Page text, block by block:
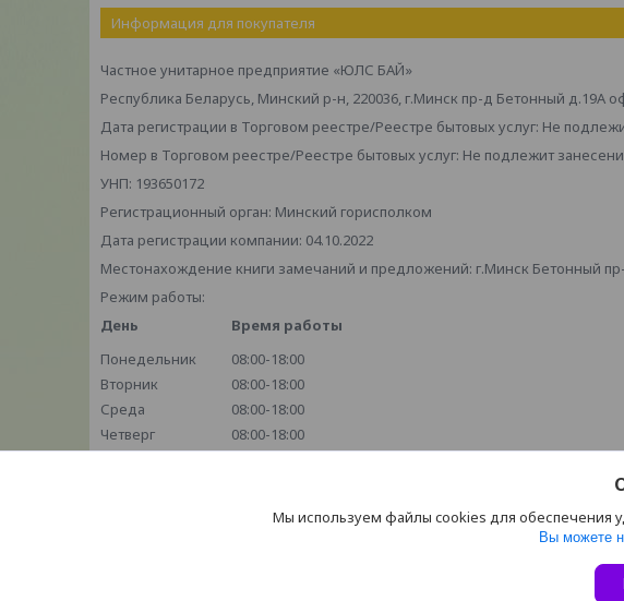
Информация для покупателя
Частное унитарное предприятие «ЮЛС БАЙ»
Республика Беларусь, Минский р-н, 220036, г.Минск пр-д Бетонный д.19А
Дата регистрации в Торговом реестре/Реестре бытовых услуг: Не
Номер в Торговом реестре/Реестре бытовых услуг: Не подлежит
УНП: 193650172
Регистрационный орган: Минский горисполком
Дата регистрации компании: 04.10.2022
Местонахождение книги замечаний и предложений: г.Минск Бетонный
Режим работы:
День
Время работы
Понедельник
08:00-18:00
Вторник
08:00-18:00
Среда
08:00-18:00
Четверг
08:00-18:00
ВыходнойМы используем файлы cookies для обеспечения
Вы можете